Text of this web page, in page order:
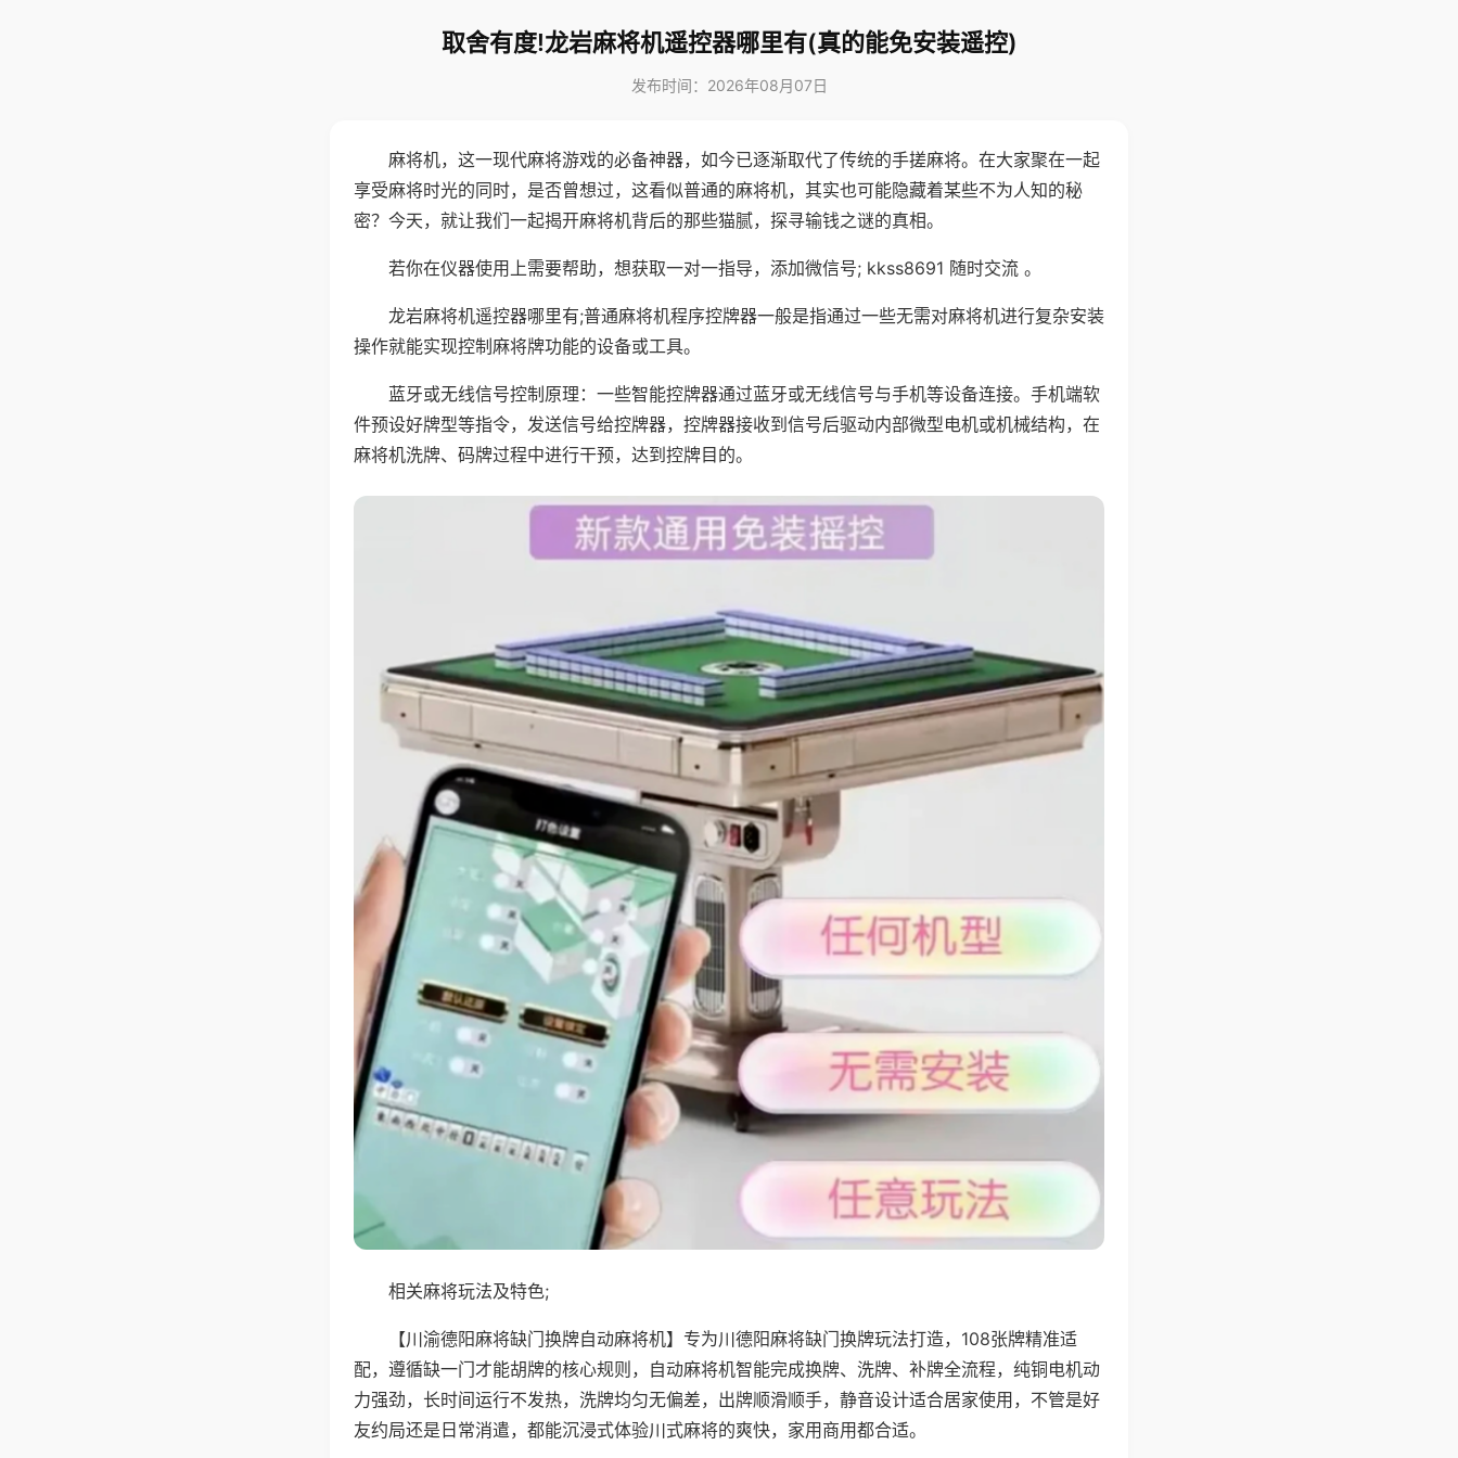
取舍有度!龙岩麻将机遥控器哪里有(真的能免安装遥控)
发布时间：2026年08月07日
麻将机，这一现代麻将游戏的必备神器，如今已逐渐取代了传统的手搓麻将。在大家聚在一起
享受麻将时光的同时，是否曾想过，这看似普通的麻将机，其实也可能隐藏着某些不为人知的秘
密？今天，就让我们一起揭开麻将机背后的那些猫腻，探寻输钱之谜的真相。
若你在仪器使用上需要帮助，想获取一对一指导，添加微信号; kkss8691 随时交流 。
龙岩麻将机遥控器哪里有;普通麻将机程序控牌器一般是指通过一些无需对麻将机进行复杂安装
操作就能实现控制麻将牌功能的设备或工具。
蓝牙或无线信号控制原理：一些智能控牌器通过蓝牙或无线信号与手机等设备连接。手机端软
件预设好牌型等指令，发送信号给控牌器，控牌器接收到信号后驱动内部微型电机或机械结构，在
麻将机洗牌、码牌过程中进行干预，达到控牌目的。
相关麻将玩法及特色;
【川渝德阳麻将缺门换牌自动麻将机】专为川德阳麻将缺门换牌玩法打造，108张牌精准适
配，遵循缺一门才能胡牌的核心规则，自动麻将机智能完成换牌、洗牌、补牌全流程，纯铜电机动
力强劲，长时间运行不发热，洗牌均匀无偏差，出牌顺滑顺手，静音设计适合居家使用，不管是好
友约局还是日常消遣，都能沉浸式体验川式麻将的爽快，家用商用都合适。